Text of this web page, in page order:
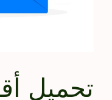
تحميل